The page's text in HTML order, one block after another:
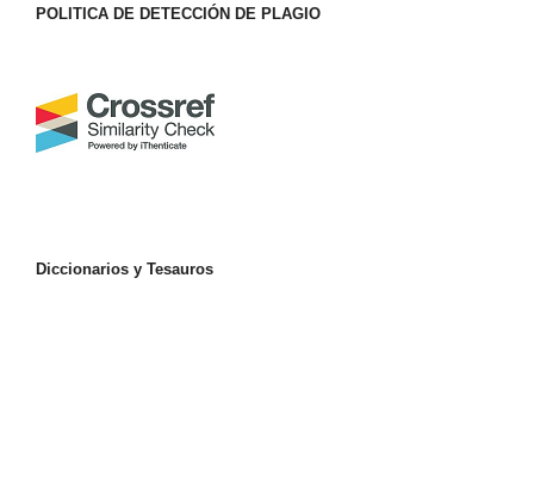
POLITICA DE DETECCIÓN DE PLAGIO
Diccionarios y Tesauros